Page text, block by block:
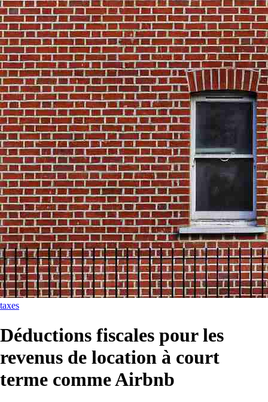
taxes
Déductions fiscales pour les
revenus de location à court
terme comme Airbnb